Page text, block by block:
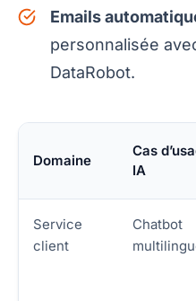
Emails
personnalisée
DataRobot.
Domaine
Cas
IA
Service
client
Chatbot